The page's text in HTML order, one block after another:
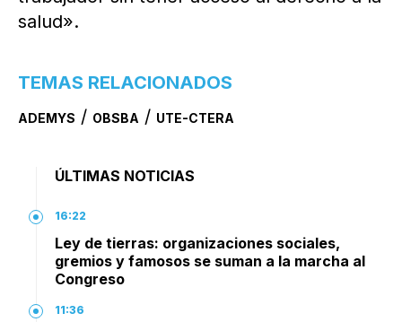
salud».
TEMAS RELACIONADOS
ADEMYS / OBSBA / UTE-CTERA
ÚLTIMAS NOTICIAS
16:22
Ley de tierras: organizaciones sociales,
gremios y famosos se suman a la marcha al
Congreso
11:36